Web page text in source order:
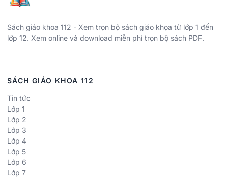
Sách giáo khoa 112 - Xem trọn bộ sách giáo khọa từ lớp 1 đến
lớp 12. Xem online và download miễn phí trọn bộ sách PDF.
SÁCH GIÁO KHOA 112
Tin tức
Lớp 1
Lớp 2
Lớp 3
Lớp 4
Lớp 5
Lớp 6
Lớp 7